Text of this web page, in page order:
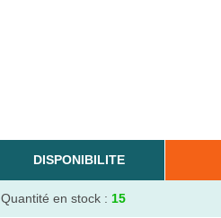
DISPONIBILITE
Quantité en stock : 15